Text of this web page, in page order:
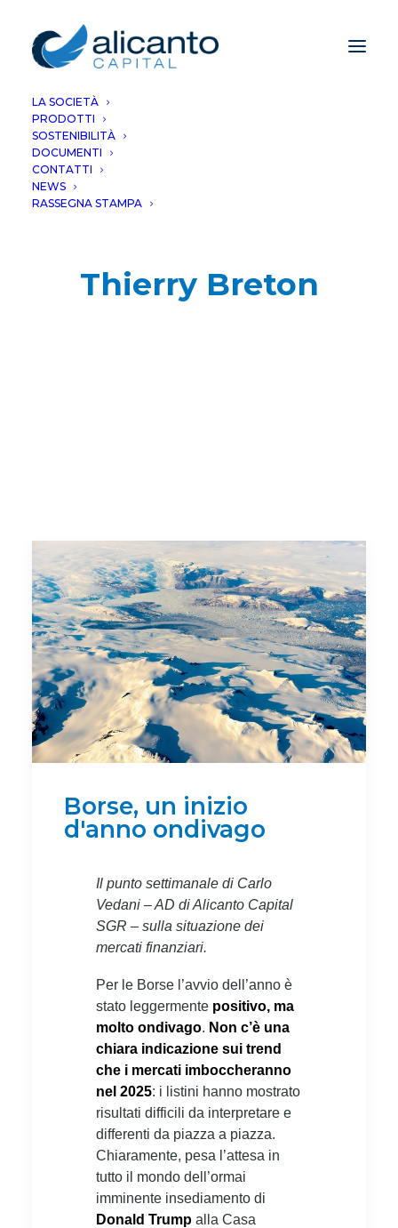
LA SOCIETÀ
PRODOTTI
SOSTENIBILITÀ
DOCUMENTI
CONTATTI
NEWS
RASSEGNA STAMPA
Thierry Breton
Borse, un inizio
d'anno ondivago
Il punto settimanale di Carlo
Vedani – AD di Alicanto Capital
SGR – sulla situazione dei
mercati finanziari.
Per le Borse l’avvio dell’anno è
stato leggermente positivo, ma
molto ondivago. Non c’è una
chiara indicazione sui trend
che i mercati imboccheranno
nel 2025: i listini hanno mostrato
risultati difficili da interpretare e
differenti da piazza a piazza.
Chiaramente, pesa l’attesa in
tutto il mondo dell’ormai
imminente insediamento di
Donald Trump alla Casa